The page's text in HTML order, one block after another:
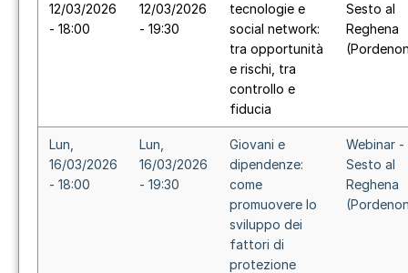
12/03/2026
- 18:00
12/03/2026
- 19:30
tecnologie e
social network:
tra opportunità
e rischi, tra
controllo e
fiducia
Sesto al
Reghena
Lun,
16/03/2026
- 18:00
Lun,
16/03/2026
- 19:30
Giovani e
dipendenze:
come
promuovere lo
sviluppo dei
fattori di
protezione
Webinar -
Sesto al
Reghena